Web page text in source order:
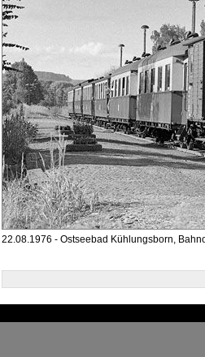
22.08.1976 - Ostseebad Kühlungsborn,